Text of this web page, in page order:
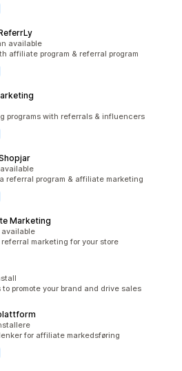
available
affiliate program & referral program
programs with referrals & influencers
referral program & affiliate marketing
Marketing
available
marketing for your store
promote your brand and drive sales
for affiliate markedsføring